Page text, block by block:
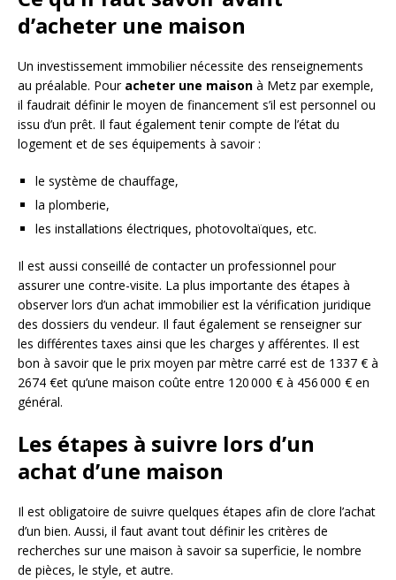
d’acheter une maison
Un investissement immobilier nécessite des renseignements
au préalable. Pour acheter une maison à Metz par exemple,
il faudrait définir le moyen de financement s’il est personnel ou
issu d’un prêt. Il faut également tenir compte de l’état du
logement et de ses équipements à savoir :
le système de chauffage,
la plomberie,
les installations électriques, photovoltaïques, etc.
Il est aussi conseillé de contacter un professionnel pour
assurer une contre-visite. La plus importante des étapes à
observer lors d’un achat immobilier est la vérification juridique
des dossiers du vendeur. Il faut également se renseigner sur
les différentes taxes ainsi que les charges y afférentes. Il est
bon à savoir que le prix moyen par mètre carré est de 1337 € à
2674 €et qu’une maison coûte entre 120 000 € à 456 000 € en
général.
Les étapes à suivre lors d’un
achat d’une maison
Il est obligatoire de suivre quelques étapes afin de clore l’achat
d’un bien. Aussi, il faut avant tout définir les critères de
recherches sur une maison à savoir sa superficie, le nombre
de pièces, le style, et autre.